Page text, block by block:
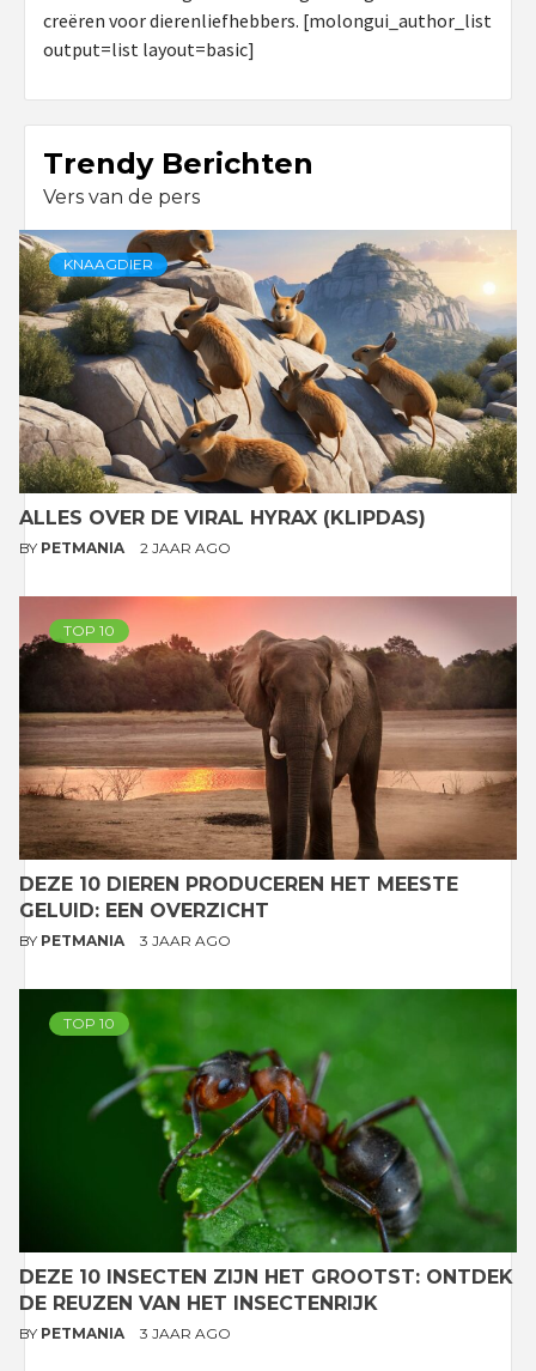
creëren voor dierenliefhebbers. [molongui_author_list
output=list layout=basic]
Trendy Berichten
Vers van de pers
KNAAGDIER
ALLES OVER DE VIRAL HYRAX (KLIPDAS)
BY PETMANIA 2 JAAR AGO
TOP 10
DEZE 10 DIEREN PRODUCEREN HET MEESTE
GELUID: EEN OVERZICHT
BY PETMANIA 3 JAAR AGO
TOP 10
DEZE 10 INSECTEN ZIJN HET GROOTST: ONTDEK
DE REUZEN VAN HET INSECTENRIJK
BY PETMANIA 3 JAAR AGO